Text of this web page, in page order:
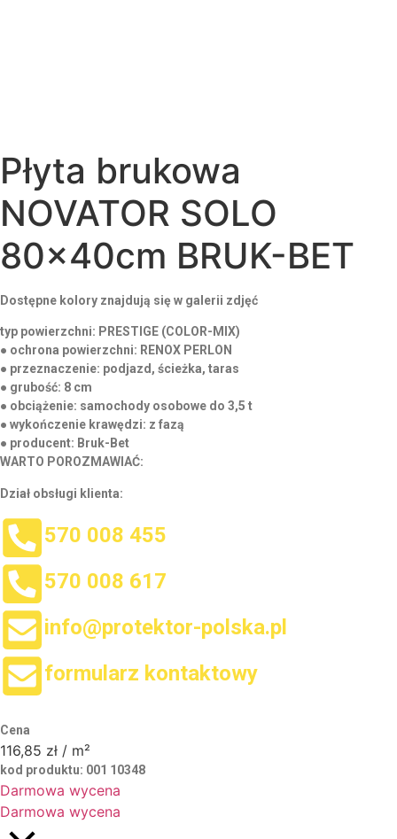
Płyta brukowa
NOVATOR SOLO
80x40cm BRUK-BET
Dostępne kolory znajdują się w galerii zdjęć
typ powierzchni: PRESTIGE (COLOR-MIX)
● ochrona powierzchni: RENOX PERLON
● przeznaczenie: podjazd, ścieżka, taras
● grubość: 8 cm
● obciążenie: samochody osobowe do 3,5 t
● wykończenie krawędzi: z fazą
● producent: Bruk-Bet
WARTO POROZMAWIAĆ:
Dział obsługi klienta:
570 008 455
570 008 617
info@protektor-polska.pl
formularz kontaktowy
Cena
116,85 zł / m²
kod produktu: 001 10348
Darmowa wycena
Darmowa wycena